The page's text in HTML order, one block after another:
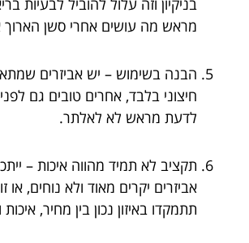
בניקיון וזה עלול להוביל לבעיות
מראש מה עושים אחרי סשן הארוך
הבנה בשימוש – יש אביזרים
חיצוני בלבד, אחרים טובים גם
לדעת מראש לא לאלתר.
תקציב לא תמיד מהווה איכות –
אביזרים יקרים מאוד ולא נוחים, או
תתמקדו באיזון נכון בין מחיר, איכות